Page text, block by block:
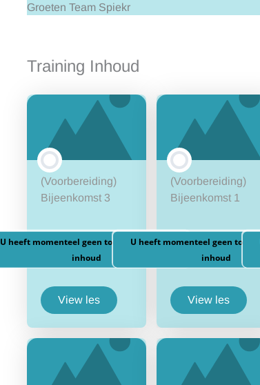
Groeten Team Spiekr
Training Inhoud
(Voorbereiding)
Bijeenkomst 3
U heeft momenteel geen toegang tot deze
inhoud
View les
(Voorbereiding)
Bijeenkomst 1
U heeft momenteel geen
inhoud
View les